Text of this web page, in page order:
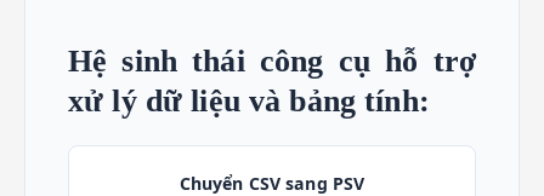
Hệ sinh thái công cụ hỗ trợ
xử lý dữ liệu và bảng tính:
Chuyển CSV sang PSV